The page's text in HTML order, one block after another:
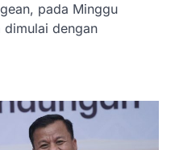
pada Minggu
dengan